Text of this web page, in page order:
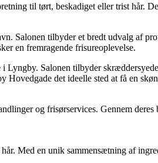
til tørt, beskadiget eller trist hår.
Salonen tilbyder et bredt udvalg af
en fremragende frisureoplevelse.
Salonen tilbyder
Hovedgade det ideelle sted at få en
og frisørservices. Gennem
Med en unik sammensætning af